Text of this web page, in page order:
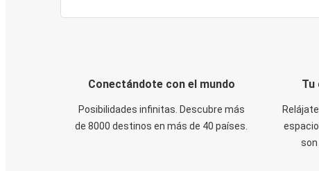
Conectándote con el mundo
Posibilidades infinitas. Descubre más
de 8000 destinos en más de 40 países.
Tu
son